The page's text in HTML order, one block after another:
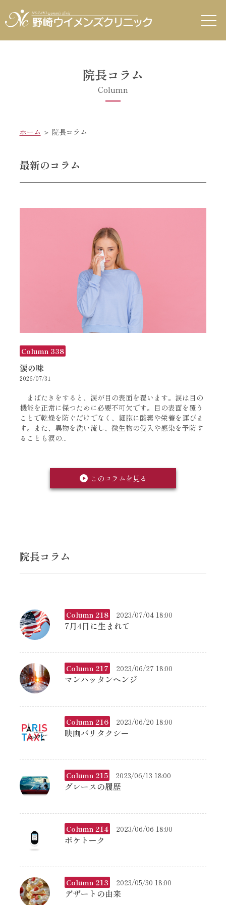
院長コラム
Column
ホーム ＞ 院長コラム
最新のコラム
Column 338
涙の味
2026/07/31
まばたきをすると、涙が目の表面を覆います。涙は目の
機能を正常に保つために必要不可欠です。目の表面を覆う
ことで乾燥を防ぐだけでなく、細胞に酸素や栄養を運びま
す。また、異物を洗い流し、微生物の侵入や感染を予防す
ることも涙の...
このコラムを見る
院長コラム
Column 218 2023/07/04 18:00
7月4日に生まれて
Column 217 2023/06/27 18:00
マンハッタンヘンジ
Column 216 2023/06/20 18:00
映画パリタクシー
Column 215 2023/06/13 18:00
グレースの履歴
Column 214 2023/06/06 18:00
ポケトーク
Column 213 2023/05/30 18:00
デザートの由来